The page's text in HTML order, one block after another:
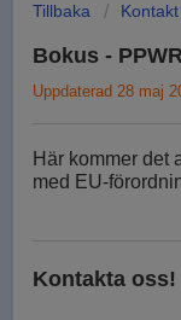
Tillbaka
Bokus -
Uppdaterad 28 maj
Här kommer det
med EU-
Kontakta oss!